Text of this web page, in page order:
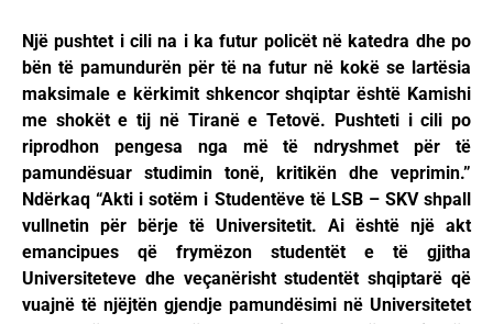
Një pushtet i cili na i ka futur policët në katedra dhe po
bën të pamundurën për të na futur në kokë se lartësia
maksimale e kërkimit shkencor shqiptar është Kamishi
me shokët e tij në Tiranë e Tetovë. Pushteti i cili po
riprodhon pengesa nga më të ndryshmet për të
pamundësuar studimin tonë, kritikën dhe veprimin.”
Ndërkaq “Akti i sotëm i Studentëve të LSB – SKV shpall
vullnetin për bërje të Universitetit. Ai është një akt
emancipues që frymëzon studentët e të gjitha
Universiteteve dhe veçanërisht studentët shqiptarë që
vuajnë të njëjtën gjendje pamundësimi në Universitetet